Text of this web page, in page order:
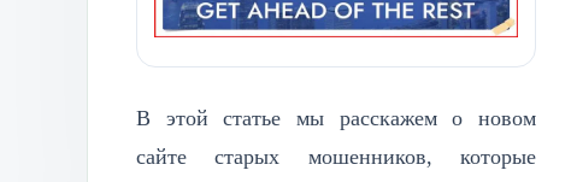
В этой статье мы расскажем о новом
сайте старых мошенников, которые